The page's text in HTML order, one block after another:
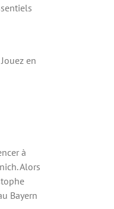
en
à
Alors
Bayern